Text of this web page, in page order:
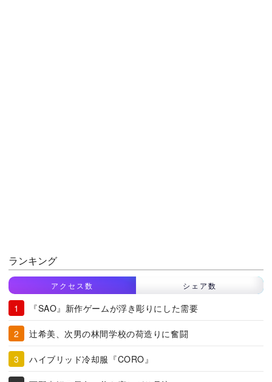
ランキング
アクセス数 シェア数
『SAO』新作ゲームが浮き彫りにした需要
辻希美、次男の林間学校の荷造りに奮闘
ハイブリッド冷却服『CORO』